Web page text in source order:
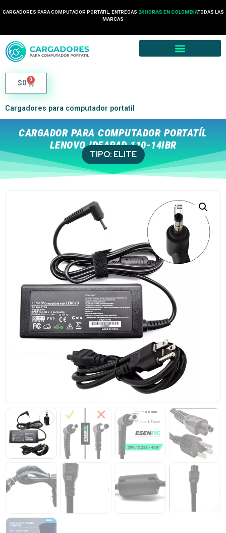
CARGADORES PARA COMPUTADOR PORTÁTIL, ENTREGAS 24 HORAS EN COLOMBIATODAS LAS
MARCAS
$0 0
Cargadores para computador portatil
CARGADOR PARA COMPUTADOR PORTATÍL
LENOVO IDEAPAD 110-14IBR
TIPO: ELITE